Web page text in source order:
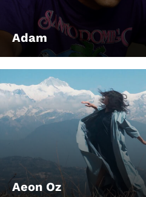
Adam
Aeon Oz